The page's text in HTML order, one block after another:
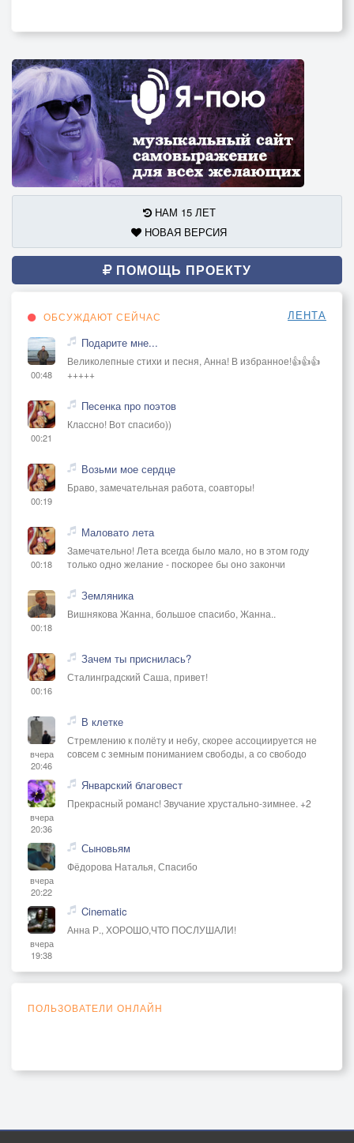
НАМ 15 ЛЕТ
НОВАЯ ВЕРСИЯ
ПОМОЩЬ ПРОЕКТУ
ОБСУЖДАЮТ СЕЙЧАС ЛЕНТА
00:48
Подарите мне...
Великолепные стихи и песня, Анна! В избранное!👍👍👍
+++++
00:21
Песенка про поэтов
Классно! Вот спасибо))
00:19
Возьми мое сердце
Браво, замечательная работа, соавторы!
00:18
Маловато лета
Замечательно! Лета всегда было мало, но в этом году
только одно желание - поскорее бы оно закончи
00:18
Земляника
Вишнякова Жанна, большое спасибо, Жанна..
00:16
Зачем ты приснилась?
Сталинградский Саша, привет!
вчера
20:46
В клетке
Стремлению к полёту и небу, скорее ассоциируется не
совсем с земным пониманием свободы, а со свободо
вчера
20:36
Январский благовест
Прекрасный романс! Звучание хрустально-зимнее. +2
вчера
20:22
Сыновьям
Фёдорова Наталья, Спасибо
вчера
19:38
Cinematic
Анна Р., ХОРОШО,ЧТО ПОСЛУШАЛИ!
ПОЛЬЗОВАТЕЛИ ОНЛАЙН